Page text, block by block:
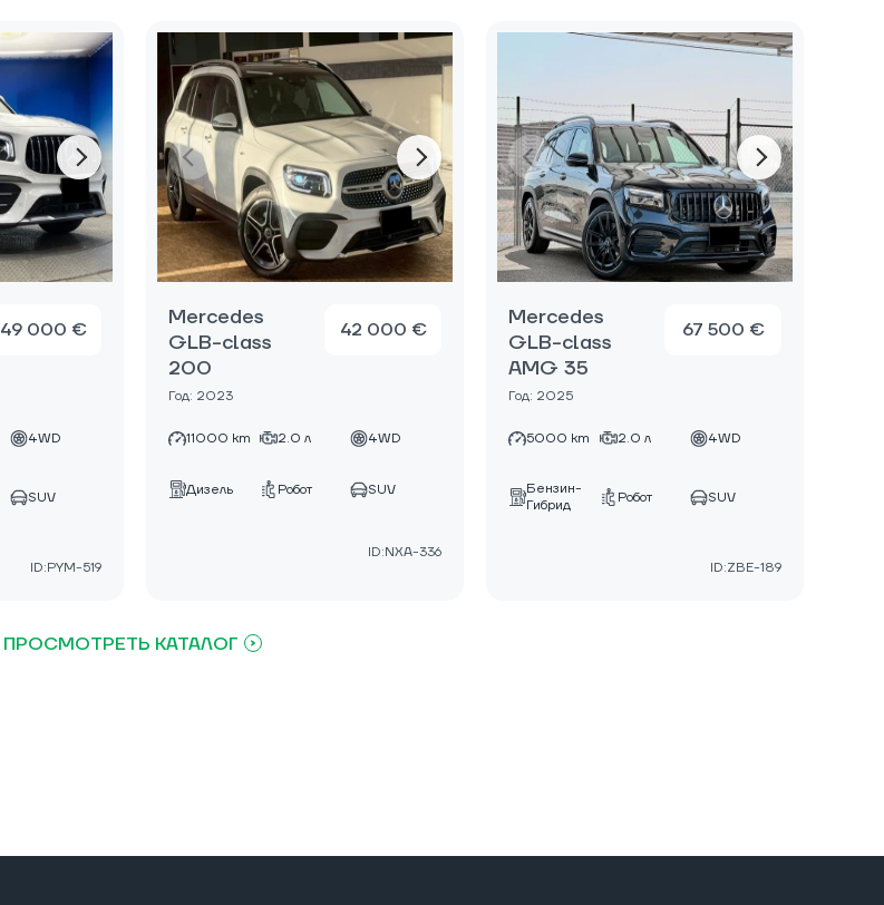
49 000 €
4WD
SUV
ID:PYM-519
Mercedes
GLB-class
200
Год: 2023
42 000 €
11000 km 2.0 л 4WD
Дизель Робот SUV
ID:NXA-336
Mercedes
GLB-class
AMG 35
Год: 2025
67 500 €
5000 km 2.0 л 4WD
Бензин-
Гибрид
Робот SUV
ID:ZBE-189
ПРОСМОТРЕТЬ КАТАЛОГ